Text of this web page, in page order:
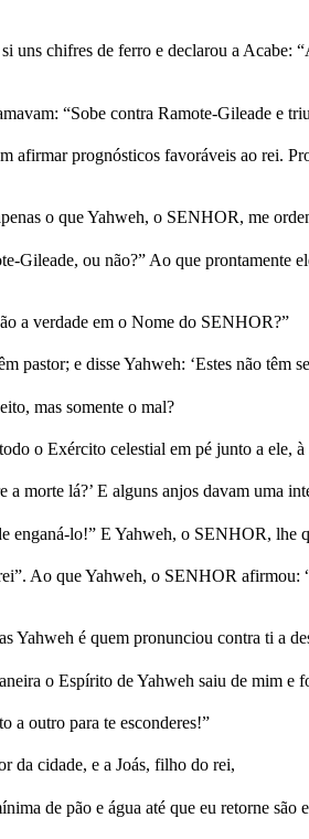
chifres de ferro e declarou a
“Sobe contra Ramote-Gileade e
prognósticos favoráveis ao rei.
o que Yahweh, o SENHOR, me
ou não?” Ao que prontamente
a verdade em o Nome do SENHOR?”
e disse Yahweh: ‘Estes não têm
mas somente o mal?
o Exército celestial em pé junto a ele, à
morte lá?’ E alguns anjos davam uma
lo!” E Yahweh, o SENHOR, lhe
Ao que Yahweh, o SENHOR afirmou:
Yahweh é quem pronunciou contra ti a
o Espírito de Yahweh saiu de mim e
a outro para te esconderes!”
da cidade, e a Joás, filho do rei,
de pão e água até que eu retorne são